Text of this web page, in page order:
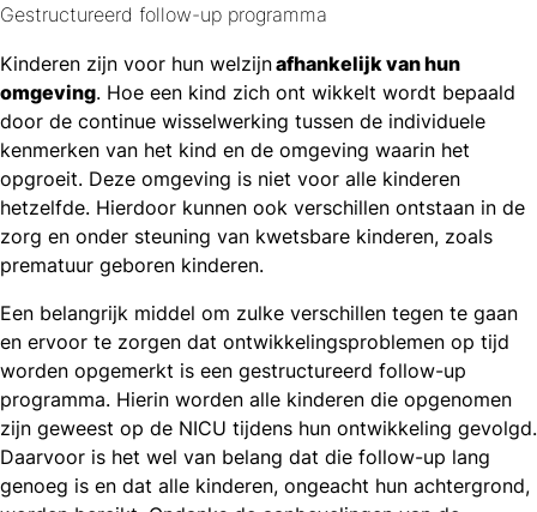
Gestructureerd follow-up programma
Kinderen zijn voor hun welzijnafhankelijk van hun
omgeving. Hoe een kind zich ont wikkelt wordt bepaald
door de continue wisselwerking tussen de individuele
kenmerken van het kind en de omgeving waarin het
opgroeit. Deze omgeving is niet voor alle kinderen
hetzelfde. Hierdoor kunnen ook verschillen ontstaan in de
zorg en onder steuning van kwetsbare kinderen, zoals
prematuur geboren kinderen.
Een belangrijk middel om zulke verschillen tegen te gaan
en ervoor te zorgen dat ontwikkelingsproblemen op tijd
worden opgemerkt is een gestructureerd follow-up
programma. Hierin worden alle kinderen die opgenomen
zijn geweest op de NICU tijdens hun ontwikkeling gevolgd.
Daarvoor is het wel van belang dat die follow-up lang
genoeg is en dat alle kinderen, ongeacht hun achtergrond,